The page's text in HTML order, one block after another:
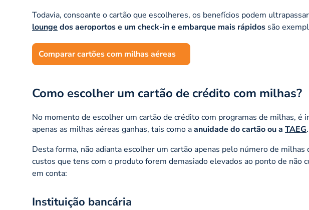
Todavia, consoante o cartão que escolheres, os benefícios podem
lounge dos aeroportos e um check-ine embarque mais rápidos são
Comparar cartões com milhas aéreas
Como escolher um cartão de crédito com milhas?
No momento de escolher um cartão de crédito com programas de milhas,
apenas as milhas aéreas ganhas, tais como aanuidade do cartão ou a TAEG.
Desta forma, não adianta escolher um cartão apenas pelo número de
custos que tens com o produto forem demasiado elevados ao ponto de não
em conta:
Instituição bancária